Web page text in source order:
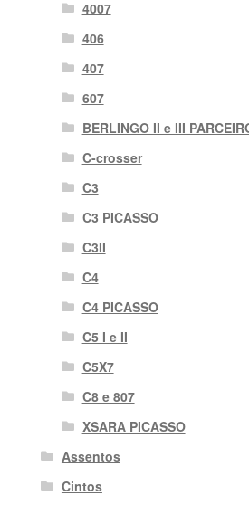
4007
406
407
607
BERLINGO II e III
C-crosser
C3
C3 PICASSO
C3II
C4
C4 PICASSO
C5 I e II
C5X7
C8 e 807
XSARA PICASSO
Assentos
Cintos